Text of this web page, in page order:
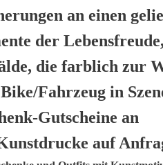
an einen
der
die farblich zur
Fahrzeug in
Gutscheine an
auf